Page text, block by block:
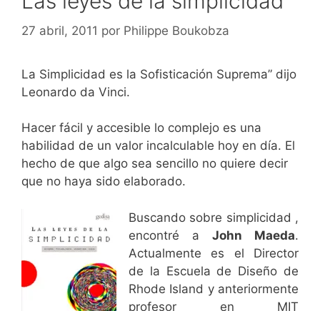
27 abril, 2011 por Philippe Boukobza
La Simplicidad es la Sofisticación Suprema” dijo
Leonardo da Vinci.
Hacer fácil y accesible lo complejo es una
habilidad de un valor incalculable hoy en día. El
hecho de que algo sea sencillo no quiere decir
que no haya sido elaborado.
Buscando sobre simplicidad ,
encontré a John Maeda.
Actualmente es el Director
de la Escuela de Diseño de
Rhode Island y anteriormente
profesor en MIT